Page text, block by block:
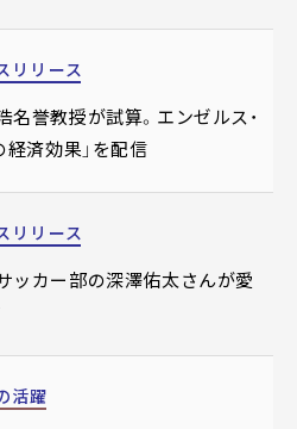
リリース
名誉教授が試算。エンゼルス・
済効果」を配信
リリース
ッカー部の深澤佑太さんが愛
活躍